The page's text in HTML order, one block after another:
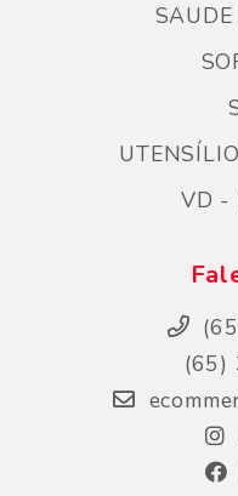
VD -
(65)